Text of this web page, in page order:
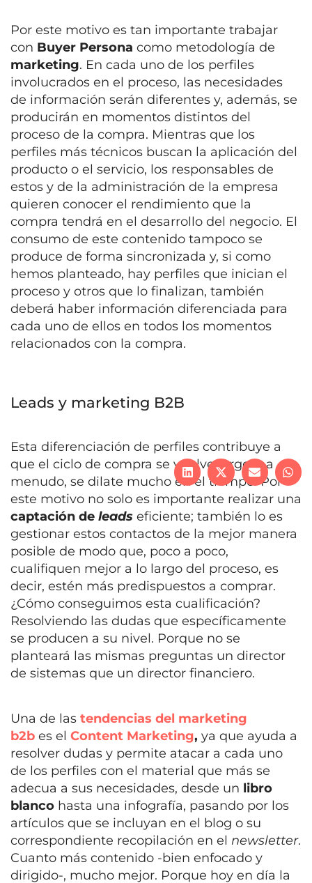
Por este motivo es tan importante trabajar
con Buyer Persona como metodología de
marketing. En cada uno de los perfiles
involucrados en el proceso, las necesidades
de información serán diferentes y, además, se
producirán en momentos distintos del
proceso de la compra. Mientras que los
perfiles más técnicos buscan la aplicación del
producto o el servicio, los responsables de
estos y de la administración de la empresa
quieren conocer el rendimiento que la
compra tendrá en el desarrollo del negocio. El
consumo de este contenido tampoco se
produce de forma sincronizada y, si como
hemos planteado, hay perfiles que inician el
proceso y otros que lo finalizan, también
deberá haber información diferenciada para
cada uno de ellos en todos los momentos
relacionados con la compra.
Leads y marketing B2B
Esta diferenciación de perfiles contribuye a
que el ciclo de compra se vuelve largo y, a
menudo, se dilate mucho en el tiempo. Por
este motivo no solo es importante realizar una
captación de leads eficiente; también lo es
gestionar estos contactos de la mejor manera
posible de modo que, poco a poco,
cualifiquen mejor a lo largo del proceso, es
decir, estén más predispuestos a comprar.
¿Cómo conseguimos esta cualificación?
Resolviendo las dudas que específicamente
se producen a su nivel. Porque no se
planteará las mismas preguntas un director
de sistemas que un director financiero.
Una de las tendencias del marketing
b2b es el Content Marketing, ya que ayuda a
resolver dudas y permite atacar a cada uno
de los perfiles con el material que más se
adecua a sus necesidades, desde un libro
blanco hasta una infografía, pasando por los
artículos que se incluyan en el blog o su
correspondiente recopilación en el newsletter.
Cuanto más contenido -bien enfocado y
dirigido-, mucho mejor. Porque hoy en día la